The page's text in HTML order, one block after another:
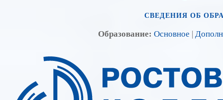
СВЕДЕНИЯ ОБ
Образование: Основное |